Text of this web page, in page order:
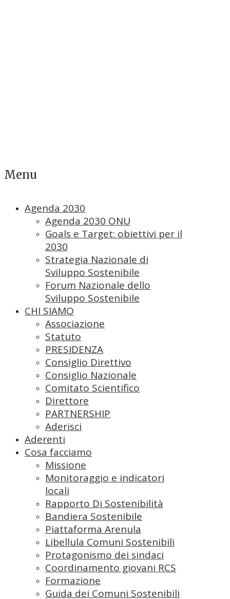
Menu
Agenda 2030
Agenda 2030 ONU
Goals e Target: obiettivi per il
2030
Strategia Nazionale di
Sviluppo Sostenibile
Forum Nazionale dello
Sviluppo Sostenibile
CHI SIAMO
Associazione
Statuto
PRESIDENZA
Consiglio Direttivo
Consiglio Nazionale
Comitato Scientifico
Direttore
PARTNERSHIP
Aderisci
Aderenti
Cosa facciamo
Missione
Monitoraggio e indicatori
locali
Rapporto Di Sostenibilità
Bandiera Sostenibile
Piattaforma Arenula
Libellula Comuni Sostenibili
Protagonismo dei sindaci
Coordinamento giovani RCS
Formazione
Guida dei Comuni Sostenibili